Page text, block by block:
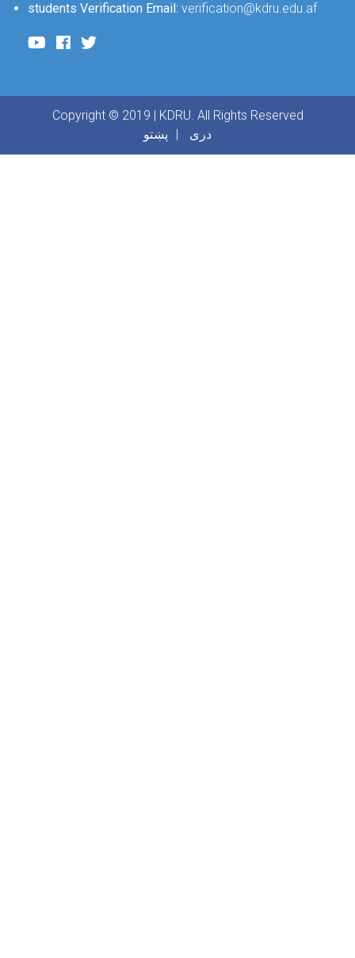
students Verification Email: verification@kdru.edu.af
Copyright © 2019 | KDRU. All Rights Reserved
پښتو
دری